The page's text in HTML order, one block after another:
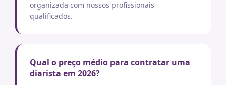
organizada com nossos profissionais
qualificados.
Qual o preço médio para contratar uma
diarista em 2026?